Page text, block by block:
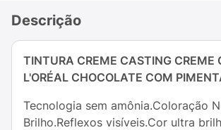
Descrição
TINTURA CREME CASTING CREME
L'ORÉAL CHOCOLATE COM
Tecnologia sem amônia.Coloração
Brilho.Reflexos visíveis.Cor ultra